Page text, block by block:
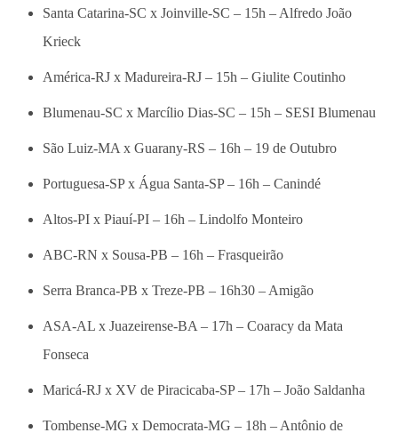
Santa Catarina-SC x Joinville-SC – 15h – Alfredo João
Krieck
América-RJ x Madureira-RJ – 15h – Giulite Coutinho
Blumenau-SC x Marcílio Dias-SC – 15h – SESI Blumenau
São Luiz-MA x Guarany-RS – 16h – 19 de Outubro
Portuguesa-SP x Água Santa-SP – 16h – Canindé
Altos-PI x Piauí-PI – 16h – Lindolfo Monteiro
ABC-RN x Sousa-PB – 16h – Frasqueirão
Serra Branca-PB x Treze-PB – 16h30 – Amigão
ASA-AL x Juazeirense-BA – 17h – Coaracy da Mata
Fonseca
Maricá-RJ x XV de Piracicaba-SP – 17h – João Saldanha
Tombense-MG x Democrata-MG – 18h – Antônio de